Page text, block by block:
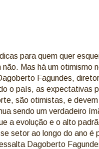
para quem quer
Mas há um otimismo
Fagundes,
o país, as expectativas
são otimistas, e
sendo um verdadeiro
a evolução e o alto
setor ao longo do ano
Dagoberto